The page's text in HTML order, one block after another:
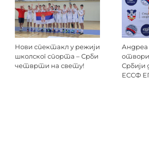
Нови спектакл у режији
школског спорта – Срби
четврти на свету!
Србији
ЕССФ